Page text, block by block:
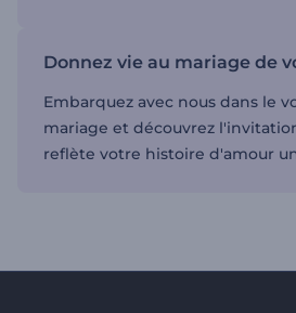
Donnez vie au mariage de
Embarquez avec nous dans le
mariage et découvrez
reflète votre histoire d'amour